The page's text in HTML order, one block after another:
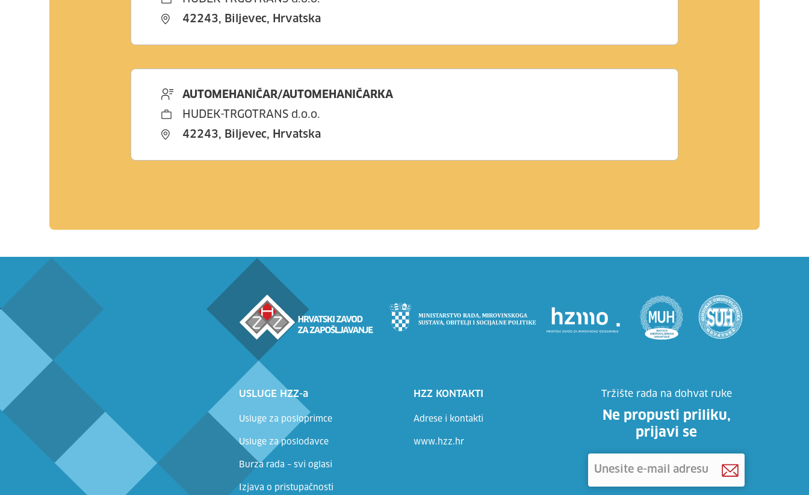
42243, Biljevec, Hrvatska
AUTOMEHANIČAR/AUTOMEHANIČARKA
HUDEK-TRGOTRANS d.o.o.
42243, Biljevec, Hrvatska
USLUGE HZZ-a
Usluge za posloprimce
Usluge za poslodavce
Burza rada – svi oglasi
Izjava o pristupačnosti
HZZ KONTAKTI
Adrese i kontakti
www.hzz.hr
Tržište rada na dohvat ruke
Ne propusti priliku,
prijavi se